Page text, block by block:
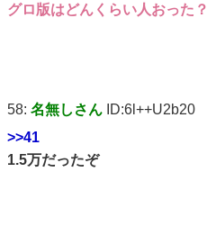
グロ版はどんくらい人おった？
58: 名無しさん ID:6l++U2b20
>>41
1.5万だったぞ